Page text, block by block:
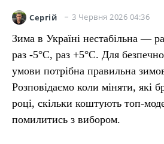
Сергій 3 Червня 2026 04:36
Зима в Україні нестабільна —
раз -5°C, раз +5°C. Для
умови потрібна правильна
Розповідаємо коли міняти, які
році, скільки коштують топ-
помилитись з вибором.